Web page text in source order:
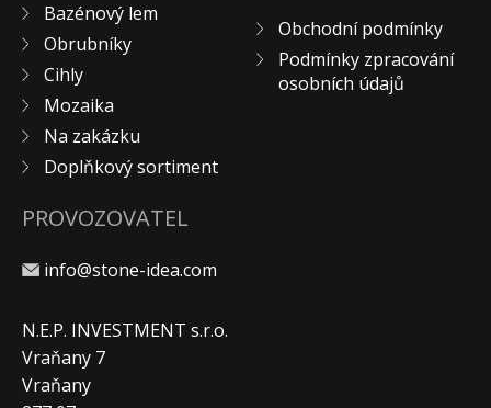
Bazénový lem
Obrubníky
Cihly
Mozaika
Na zakázku
Doplňkový sortiment
Obchodní podmínky
Podmínky zpracování
osobních údajů
PROVOZOVATEL
info@stone-idea.com
N.E.P. INVESTMENT s.r.o.
Vraňany 7
Vraňany